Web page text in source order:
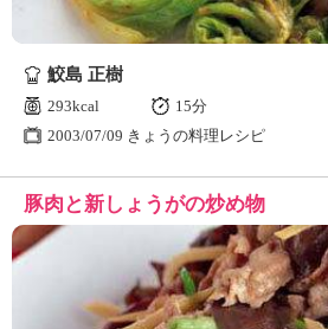
鮫島 正樹
293kcal
15分
2003/07/09 きょうの料理レシピ
豚肉と新しょうがの炒め物